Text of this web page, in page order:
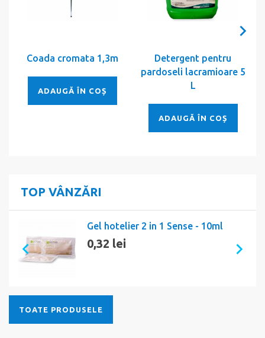
Coada cromata 1,3m
ADAUGĂ ÎN COȘ
Detergent pentru
pardoseli lacramioare 5
L
ADAUGĂ ÎN COȘ
TOP VÂNZĂRI
Gel hotelier 2 in 1 Sense - 10ml
0,32 lei
TOATE PRODUSELE